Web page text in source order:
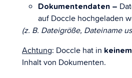
Dokumentendaten –
auf Doccle hochgeladen
(z. B. Dateigröße, Dateiname
Achtung: Doccle hat in keinem
Inhalt von Dokumenten.